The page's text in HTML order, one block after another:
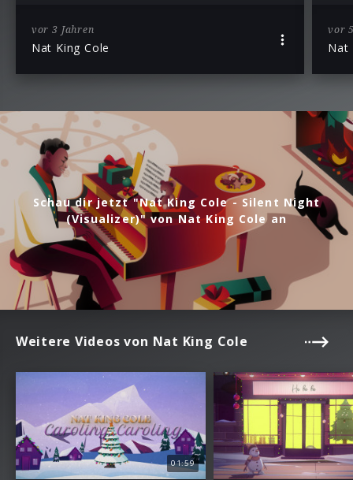
vor 3 Jahren
Nat King Cole
vor
Nat
Schau dir jetzt "Nat King Cole - Silent Night
(Visualizer)" von Nat King Cole an
Weitere Videos von Nat King Cole
01:59